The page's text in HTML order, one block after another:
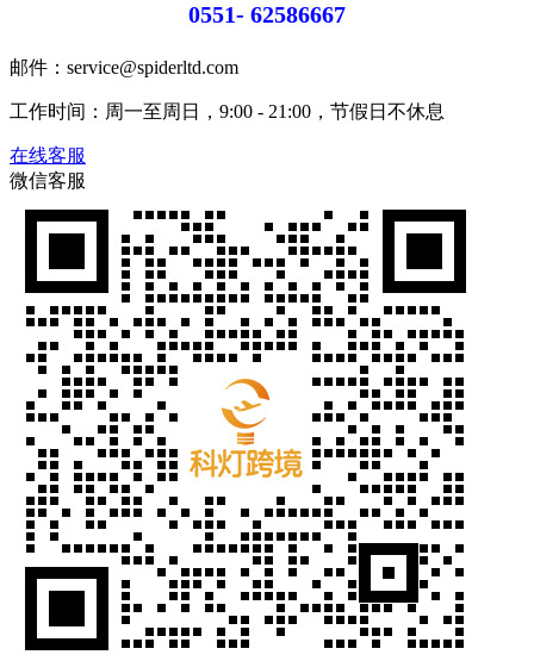
0551- 62586667
邮件：service@spiderltd.com
工作时间：周一至周日，9:00 - 21:00，节假日不休息
在线客服
微信客服